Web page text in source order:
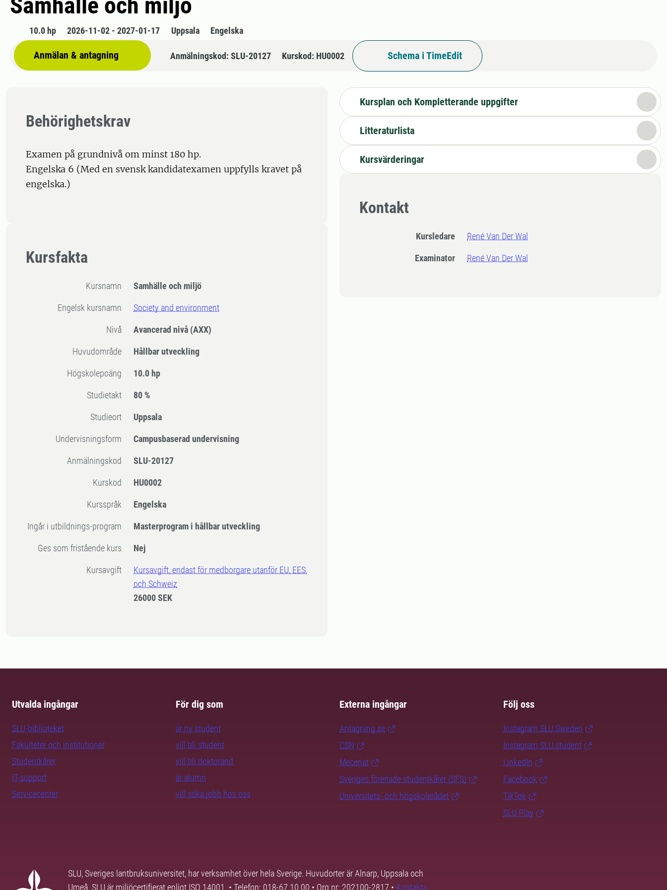
10.0 hp 2026-11-02 - 2027-01-17 Uppsala Engelska
Anmälan & antagning Anmälningskod: SLU-20127 Kurskod: HU0002 Schema i TimeEdit
Behörighetskrav
Examen på grundnivå om minst 180 hp.
Engelska 6 (Med en svensk kandidatexamen uppfylls kravet på
engelska.)
Kursfakta
Kursnamn Samhälle och miljö
Engelsk kursnamn Society and environment
Nivå Avancerad nivå (AXX)
Huvudområde Hållbar utveckling
högskolepoäng 10.0 hp
Studietakt 80 %
Studieort Uppsala
Undervisningsform Campusbaserad undervisning
Anmälningskod SLU-20127
Kurskod HU0002
Kursspråk Engelska
Ingår i utbildnings-program Masterprogram i hållbar utveckling
Ges som fristående kurs Nej
Kursavgift
Kursavgift, endast för medborgare utanför EU, EES,
och Schweiz
26000 SEK
Kursplan och Kompletterande uppgifter
Litteraturlista
Kursvärderingar
Kontakt
Kursledare René Van Der Wal
Examinator René Van Der Wal
Utvalda ingångar
SLU-biblioteket
Fakulteter och institutioner
Studentkårer
IT-support
Servicecenter
För dig som
är ny student
vill bli student
vill bli doktorand
är alumn
vill söka jobb hos oss
Externa ingångar
Antagning.se
CSN
Mecenat
Sveriges förenade studentkårer (SFS)
Universitets- och högskolerådet
Följ oss
Instagram SLU.Sweden
Instagram SLU.student
LinkedIn
Facebook
TikTok
SLU Play
SLU, Sveriges lantbruksuniversitet, har verksamhet över hela Sverige. Huvudorter är Alnarp, Uppsala och
Umeå. SLU är miljöcertifierat enligt ISO 14001. • Telefon: 018-67 10 00 • Org nr: 202100-2817 • Kontakta